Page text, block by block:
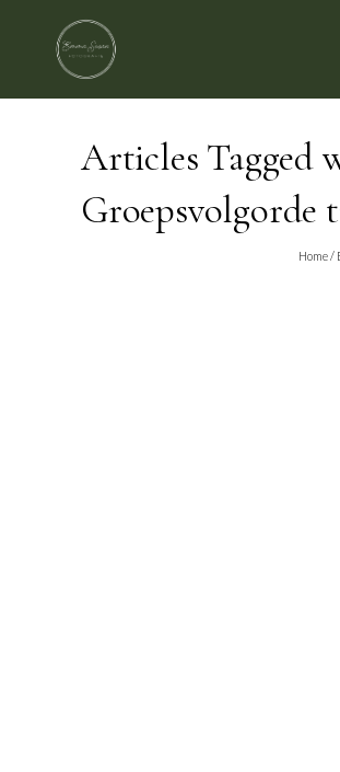
Articles Tagged
Groepsvolgorde
Home/